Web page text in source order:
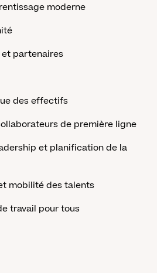
moderne
partenaires
des effectifs
de première ligne
et planification de la
mobilité des talents
travail pour tous